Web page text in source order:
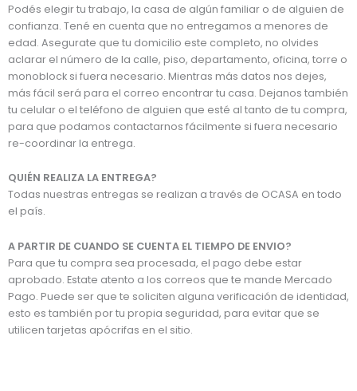
Podés elegir tu trabajo, la casa de algún familiar o de alguien de
confianza. Tené en cuenta que no entregamos a menores de
edad. Asegurate que tu domicilio este completo, no olvides
aclarar el número de la calle, piso, departamento, oficina, torre o
monoblock si fuera necesario. Mientras más datos nos dejes,
más fácil será para el correo encontrar tu casa. Dejanos también
tu celular o el teléfono de alguien que esté al tanto de tu compra,
para que podamos contactarnos fácilmente si fuera necesario
re-coordinar la entrega.
QUIÉN REALIZA LA ENTREGA?
Todas nuestras entregas se realizan a través de OCASA en todo
el país.
A PARTIR DE CUANDO SE CUENTA EL TIEMPO DE ENVIO?
Para que tu compra sea procesada, el pago debe estar
aprobado. Estate atento a los correos que te mande Mercado
Pago. Puede ser que te soliciten alguna verificación de identidad,
esto es también por tu propia seguridad, para evitar que se
utilicen tarjetas apócrifas en el sitio.